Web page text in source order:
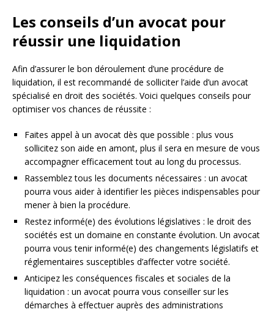
Les conseils d’un avocat pour
réussir une liquidation
Afin d’assurer le bon déroulement d’une procédure de
liquidation, il est recommandé de solliciter l’aide d’un avocat
spécialisé en droit des sociétés. Voici quelques conseils pour
optimiser vos chances de réussite :
Faites appel à un avocat dès que possible : plus vous
sollicitez son aide en amont, plus il sera en mesure de vous
accompagner efficacement tout au long du processus.
Rassemblez tous les documents nécessaires : un avocat
pourra vous aider à identifier les pièces indispensables pour
mener à bien la procédure.
Restez informé(e) des évolutions législatives : le droit des
sociétés est un domaine en constante évolution. Un avocat
pourra vous tenir informé(e) des changements législatifs et
réglementaires susceptibles d’affecter votre société.
Anticipez les conséquences fiscales et sociales de la
liquidation : un avocat pourra vous conseiller sur les
démarches à effectuer auprès des administrations